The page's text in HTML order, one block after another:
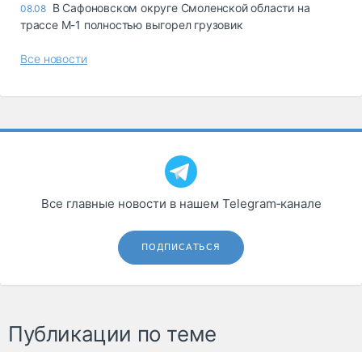
08.08 В Сафоновском округе Смоленской области на
трассе М-1 полностью выгорел грузовик
Все новости
Все главные новости в нашем Telegram‑канале
ПОДПИСАТЬСЯ
Публикации по теме